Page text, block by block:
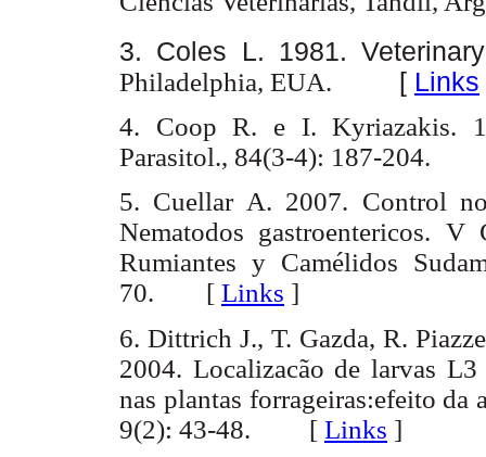
3. Coles L. 1981.
Philadelphia, EUA.
[ Links
4. Coop R. e I. Kyriazakis.
Parasitol., 84(3-4): 187-
5. Cuellar A. 2007. Control
Nematodos gastroentericos. V
Rumiantes y Camélidos
70. [ Links ]
6. Dittrich J., T. Gazda, R.
2004. Localizacão de larvas
nas plantas forrageiras:efeito da
9(2): 43-48. [ Links ]